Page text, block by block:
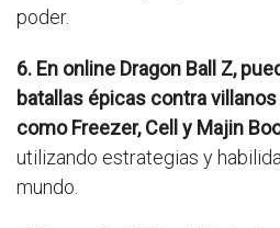
poder.
6. En online Dragon Ball Z,
batallas épicas contra
como Freezer, Cell y Majin
utilizando estrategias y
mundo.